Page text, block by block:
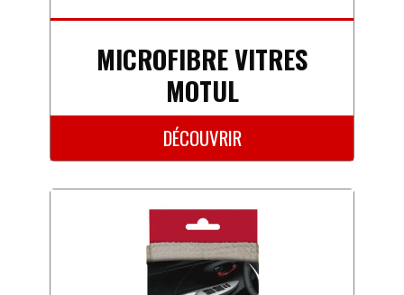
MICROFIBRE VITRES
MOTUL
DÉCOUVRIR